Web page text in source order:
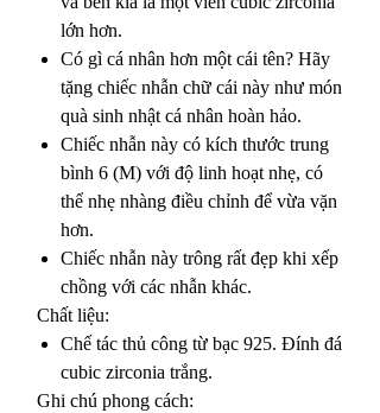
lớn hơn.
Có gì cá nhân hơn một cái tên? Hãy
tặng chiếc nhẫn chữ cái này như món
quà sinh nhật cá nhân hoàn hảo.
Chiếc nhẫn này có kích thước trung
bình 6 (M) với độ linh hoạt nhẹ, có
thể nhẹ nhàng điều chỉnh để vừa vặn
hơn.
Chiếc nhẫn này trông rất đẹp khi xếp
chồng với các nhẫn khác.
Chất liệu:
Chế tác thủ công từ bạc 925. Đính đá
cubic zirconia trắng.
Ghi chú phong cách: